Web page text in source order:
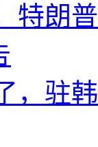
特朗
，驻